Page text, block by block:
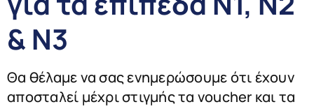
& Ν3
Θα θέλαμε να σας ενημερώσουμε ότι έχουν
αποσταλεί μέχρι στιγμής τα voucher και τα